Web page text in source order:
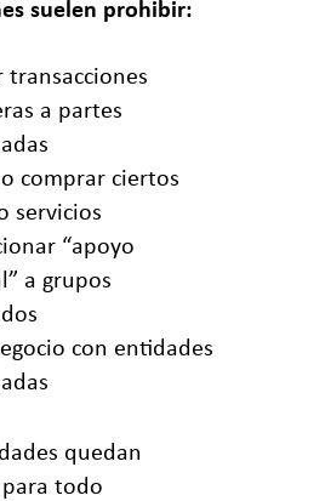
suelen prohibir:
transacciones
a partes
comprar ciertos
servicios
“apoyo
a grupos
con entidades
quedan
todo